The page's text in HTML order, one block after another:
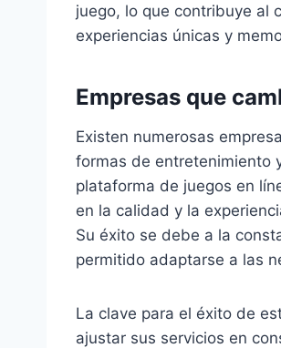
juego, lo que contribuye al
experiencias únicas y
Empresas que
Existen numerosas
formas de entretenimiento
plataforma de juegos en
en la calidad y la
Su éxito se debe a la
permitido adaptarse a las
La clave para el éxito de
ajustar sus servicios en